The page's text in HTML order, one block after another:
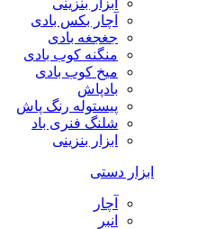
ابزار بنزینی
آچار بکس بادی
جغجغه بادی
منگنه کوب بادی
میخ کوب بادی
بادپاش
پیستوله رنگ پاش
شلنگ فنری باد
ابزار بنزینی
ابزار دستی
آچار
انبر